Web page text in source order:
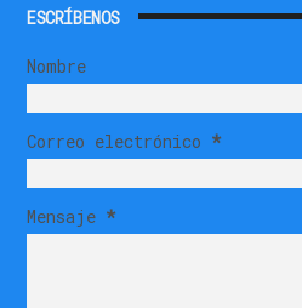
ESCRÍBENOS
Nombre
Correo electrónico *
Mensaje *